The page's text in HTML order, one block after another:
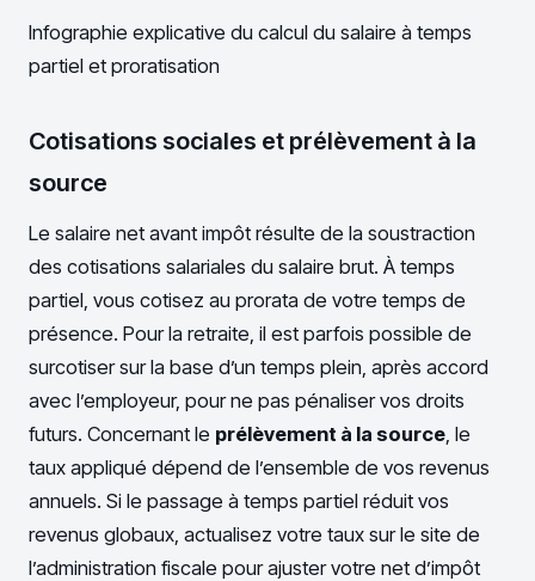
Infographie explicative du calcul du salaire à temps
partiel et proratisation
Cotisations sociales et prélèvement à la
source
Le salaire net avant impôt résulte de la soustraction
des cotisations salariales du salaire brut. À temps
partiel, vous cotisez au prorata de votre temps de
présence. Pour la retraite, il est parfois possible de
surcotiser sur la base d’un temps plein, après accord
avec l’employeur, pour ne pas pénaliser vos droits
futurs. Concernant le prélèvement à la source , le
taux appliqué dépend de l’ensemble de vos revenus
annuels. Si le passage à temps partiel réduit vos
revenus globaux, actualisez votre taux sur le site de
l’administration fiscale pour ajuster votre net d’impôt